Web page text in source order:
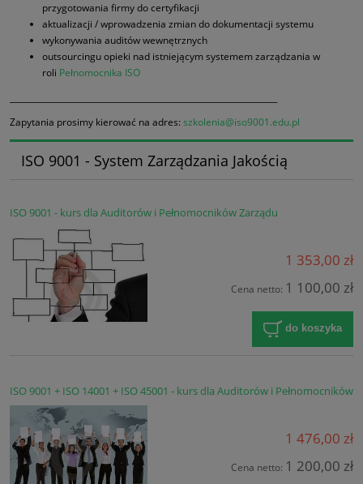
przygotowania firmy do certyfikacji
aktualizacji / wprowadzenia zmian do dokumentacji systemu
wykonywania auditów wewnętrznych
outsourcingu opieki nad istniejącym systemem zarządzania w
roli Pełnomocnika ISO
Zapytania prosimy kierować na adres: szkolenia@iso9001.edu.pl
ISO 9001 - System Zarządzania Jakością
ISO 9001 - kurs dla Auditorów i Pełnomocników Zarządu
1 353,00 zł
Cena netto: 1 100,00 zł
do koszyka
ISO 9001 + ISO 14001 + ISO 45001 - kurs dla Auditorów i Pełnomocników
1 476,00 zł
Cena netto: 1 200,00 zł